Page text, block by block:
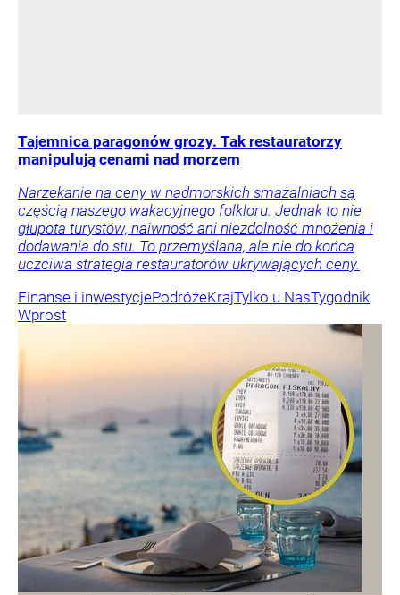
Tajemnica paragonów grozy. Tak restauratorzy
manipulują cenami nad morzem
Narzekanie na ceny w nadmorskich smażalniach są
częścią naszego wakacyjnego folkloru. Jednak to nie
głupota turystów, naiwność ani niezdolność mnożenia i
dodawania do stu. To przemyślana, ale nie do końca
uczciwa strategia restauratorów ukrywających ceny.
Finanse i inwestycjePodróżeKrajTylko u NasTygodnik
Wprost